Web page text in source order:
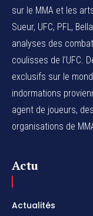
sur le MMA et les
Sueur, UFC, PFL,
analyses des
coulisses de l’UFC.
exclusifs sur le
indormations
agent de joueurs,
organisations de
Actu
Actualités